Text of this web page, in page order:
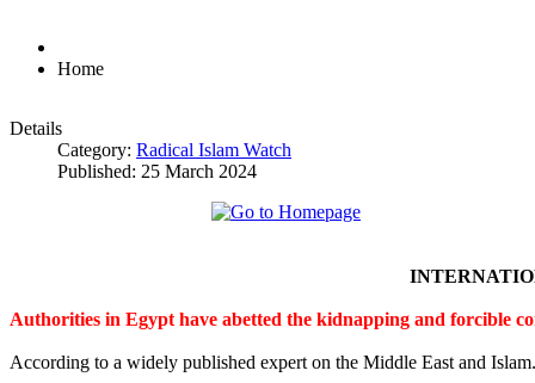
Home
Details
Category: Radical Islam Watch
Published: 25 March 2024
Authorities in Egypt have abetted the kidnapping and forcible
According to a widely published expert on the Middle East and Islam.